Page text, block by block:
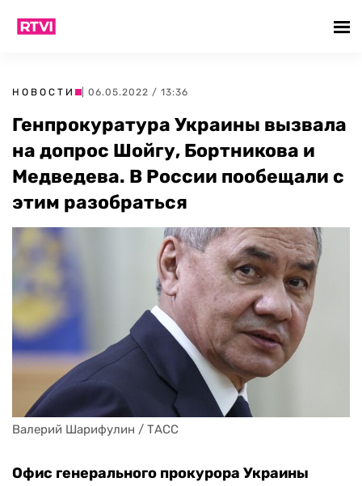
НОВОСТИ | 06.05.2022 / 13:36
Генпрокуратура Украины вызвала
на допрос Шойгу, Бортникова и
Медведева. В России пообещали с
этим разобраться
Валерий Шарифулин / ТАСС
Офис генерального прокурора Украины